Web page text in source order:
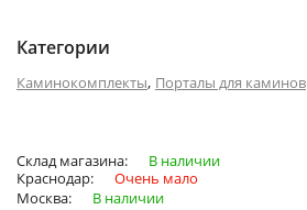
Категории
Каминокомплекты, Порталы для каминов
Склад магазина:
В наличии
Краснодар:
Очень мало
Москва:
В наличии